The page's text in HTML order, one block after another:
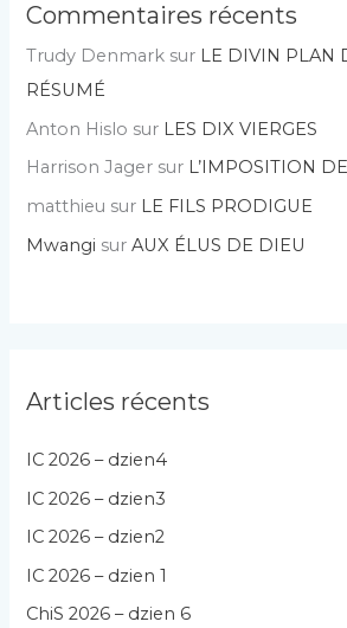
Commentaires récents
Trudy Denmark sur LE DIVIN PLAN
RÉSUMÉ
Anton Hislo sur LES DIX VIERGES
Harrison Jager sur L’IMPOSITION
matthieu sur LE FILS PRODIGUE
Mwangi surAUX ÉLUS DE DIEU
Articles récents
IC 2026 – dzien4
IC 2026 – dzien3
IC 2026 – dzien2
IC 2026 – dzien 1
ChiS 2026 – dzien 6